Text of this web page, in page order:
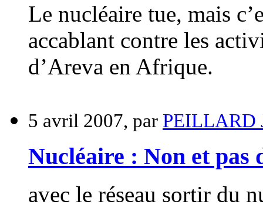
Le nucléaire tue, mais
accablant contre les
d’Areva en Afrique.
5 avril 2007, par PEILLARD
Nucléaire : Non et pas
avec le réseau sortir du